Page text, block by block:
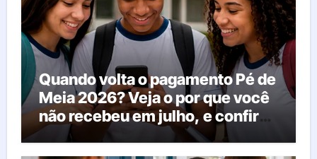
Quando volta o pagamento Pé de
Meia 2026? Veja o por que você
não recebeu em julho, e confira
o calendário oficial